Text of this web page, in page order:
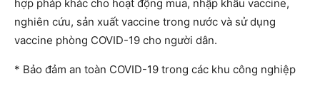
hợp pháp khác cho hoạt động mua, nhập khẩu vaccine,
nghiên cứu, sản xuất vaccine trong nước và sử dụng
vaccine phòng COVID-19 cho người dân.
* Bảo đảm an toàn COVID-19 trong các khu công nghiệp